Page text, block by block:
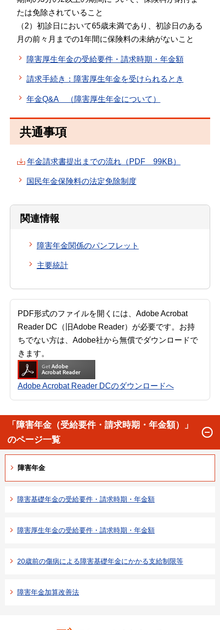
たは免除されていること
（2）初診日において65歳未満であり、初診日のある
月の前々月までの1年間に保険料の未納がないこと
障害厚生年金の受給要件・請求時期・年金額
請求手続き：障害厚生年金を受けられるとき
年金Q&A （障害厚生年金について）
共通事項
年金請求書提出までの流れ（PDF 99KB）
国民年金保険料の法定免除制度
関連情報
障害年金関係のパンフレット
主要統計
PDF形式のファイルを開くには、Adobe Acrobat
Reader DC（旧Adobe Reader）が必要です。お持
ちでない方は、Adobe社から無償でダウンロードで
きます。
Adobe Acrobat Reader DCのダウンロードへ
「障害年金（受給要件・請求時期・年金額）」
のページ一覧
障害年金
障害基礎年金の受給要件・請求時期・年金額
障害厚生年金の受給要件・請求時期・年金額
20歳前の傷病による障害基礎年金にかかる支給制限等
障害年金加算改善法